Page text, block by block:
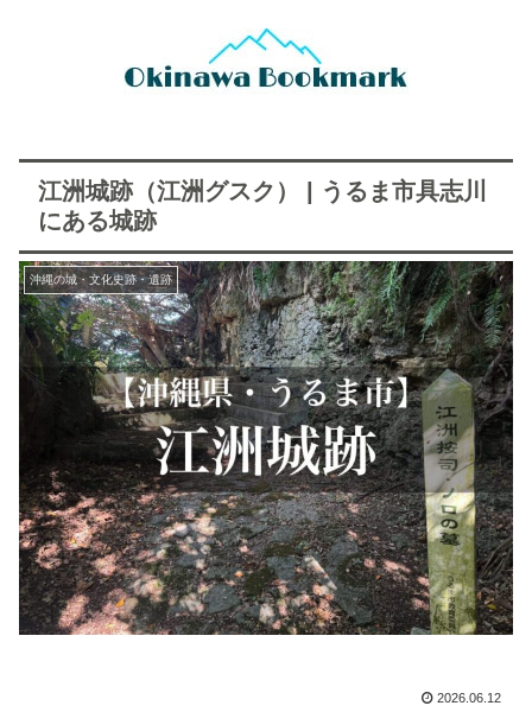
江洲城跡（江洲グスク） | うるま市具志川
にある城跡
沖縄の城・文化史跡・遺跡
2026.06.12